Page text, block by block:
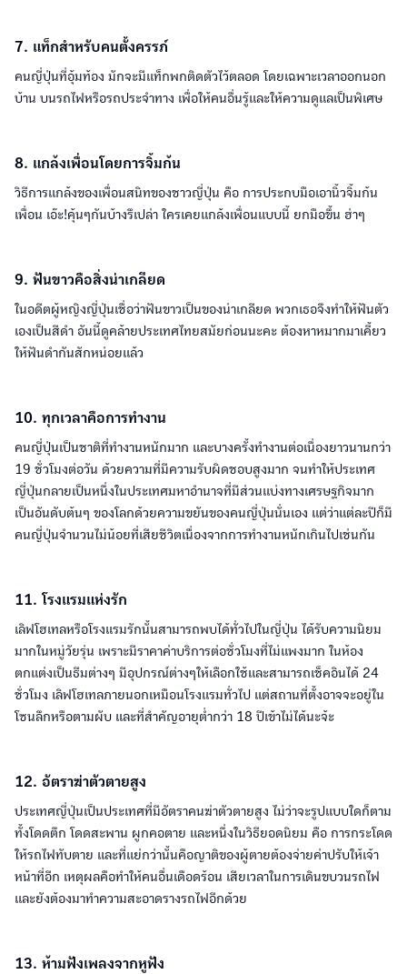
7. แท็กสำหรับคนตั้งครรภ์
คนญี่ปุ่นที่อุ้มท้อง มักจะมีแท็กพกติดตัวไว้ตลอด โดยเฉพาะเวลาออกนอก
บ้าน บนรถไฟหรือรถประจำทาง เพื่อให้คนอื่นรู้และให้ความดูแลเป็นพิเศษ
8. แกล้งเพื่อนโดยการจิ้มก้น
วิธีการแกล้งของเพื่อนสนิทของชาวญี่ปุ่น คือ การประกบมือเอานิ้วจิ้มก้น
เพื่อน เอ๊ะ!คุ้นๆกันบ้างรึเปล่า ใครเคยแกล้งเพื่อนแบบนี้ ยกมือขึ้น ฮ่าๆ
9. ฟันขาวคือสิ่งน่าเกลียด
ในอดีตผู้หญิงญี่ปุ่นเชื่อว่าฟันขาวเป็นของน่าเกลียด พวกเธอจึงทำให้ฟันตัว
เองเป็นสีดำ อันนี้ดูคล้ายประเทศไทยสมัยก่อนนะคะ ต้องหาหมากมาเคี้ยว
ให้ฟันดำกันสักหน่อยแล้ว
10. ทุกเวลาคือการทำงาน
คนญี่ปุ่นเป็นชาติที่ทำงานหนักมาก และบางครั้งทำงานต่อเนื่องยาวนานกว่า
19 ชั่วโมงต่อวัน ด้วยความที่มีความรับผิดชอบสูงมาก จนทำให้ประเทศ
ญี่ปุ่นกลายเป็นหนึ่งในประเทศมหาอำนาจที่มีส่วนแบ่งทางเศรษฐกิจมาก
เป็นอันดับต้นๆ ของโลกด้วยความขยันของคนญี่ปุ่นนั่นเอง แต่ว่าแต่ละปีก็มี
คนญี่ปุ่นจำนวนไม่น้อยที่เสียชีวิตเนื่องจากการทำงานหนักเกินไปเช่นกัน
11. โรงแรมแห่งรัก
เลิฟโฮเทลหรือโรงแรมรักนั้นสามารถพบได้ทั่วไปในญี่ปุ่น ได้รับความนิยม
มากในหมู่วัยรุ่น เพราะมีราคาค่าบริการต่อชั่วโมงที่ไม่แพงมาก ในห้อง
ตกแต่งเป็นธีมต่างๆ มีอุปกรณ์ต่างๆให้เลือกใช้และสามารถเช็คอินได้ 24
ชั่วโมง เลิฟโฮเทลภายนอกเหมือนโรงแรมทั่วไป แต่สถานที่ตั้งอาจจะอยู่ใน
โซนลึกหรือตามผับ และที่สำคัญอายุต่ำกว่า 18 ปีเข้าไม่ได้นะจ้ะ
12. อัตราฆ่าตัวตายสูง
ประเทศญี่ปุ่นเป็นประเทศที่มีอัตราคนฆ่าตัวตายสูง ไม่ว่าจะรูปแบบใดก็ตาม
ทั้งโดดตึก โดดสะพาน ผูกคอตาย และหนึ่งในวิธียอดนิยม คือ การกระโดด
ให้รถไฟทับตาย และที่แย่กว่านั้นคือญาติของผู้ตายต้องจ่ายค่าปรับให้เจ้า
หน้าที่อีก เหตุผลคือทำให้คนอื่นเดือดร้อน เสียเวลาในการเดินขบวนรถไฟ
และยังต้องมาทำความสะอาดรางรถไฟอีกด้วย
13. ห้ามฟังเพลงจากหูฟัง